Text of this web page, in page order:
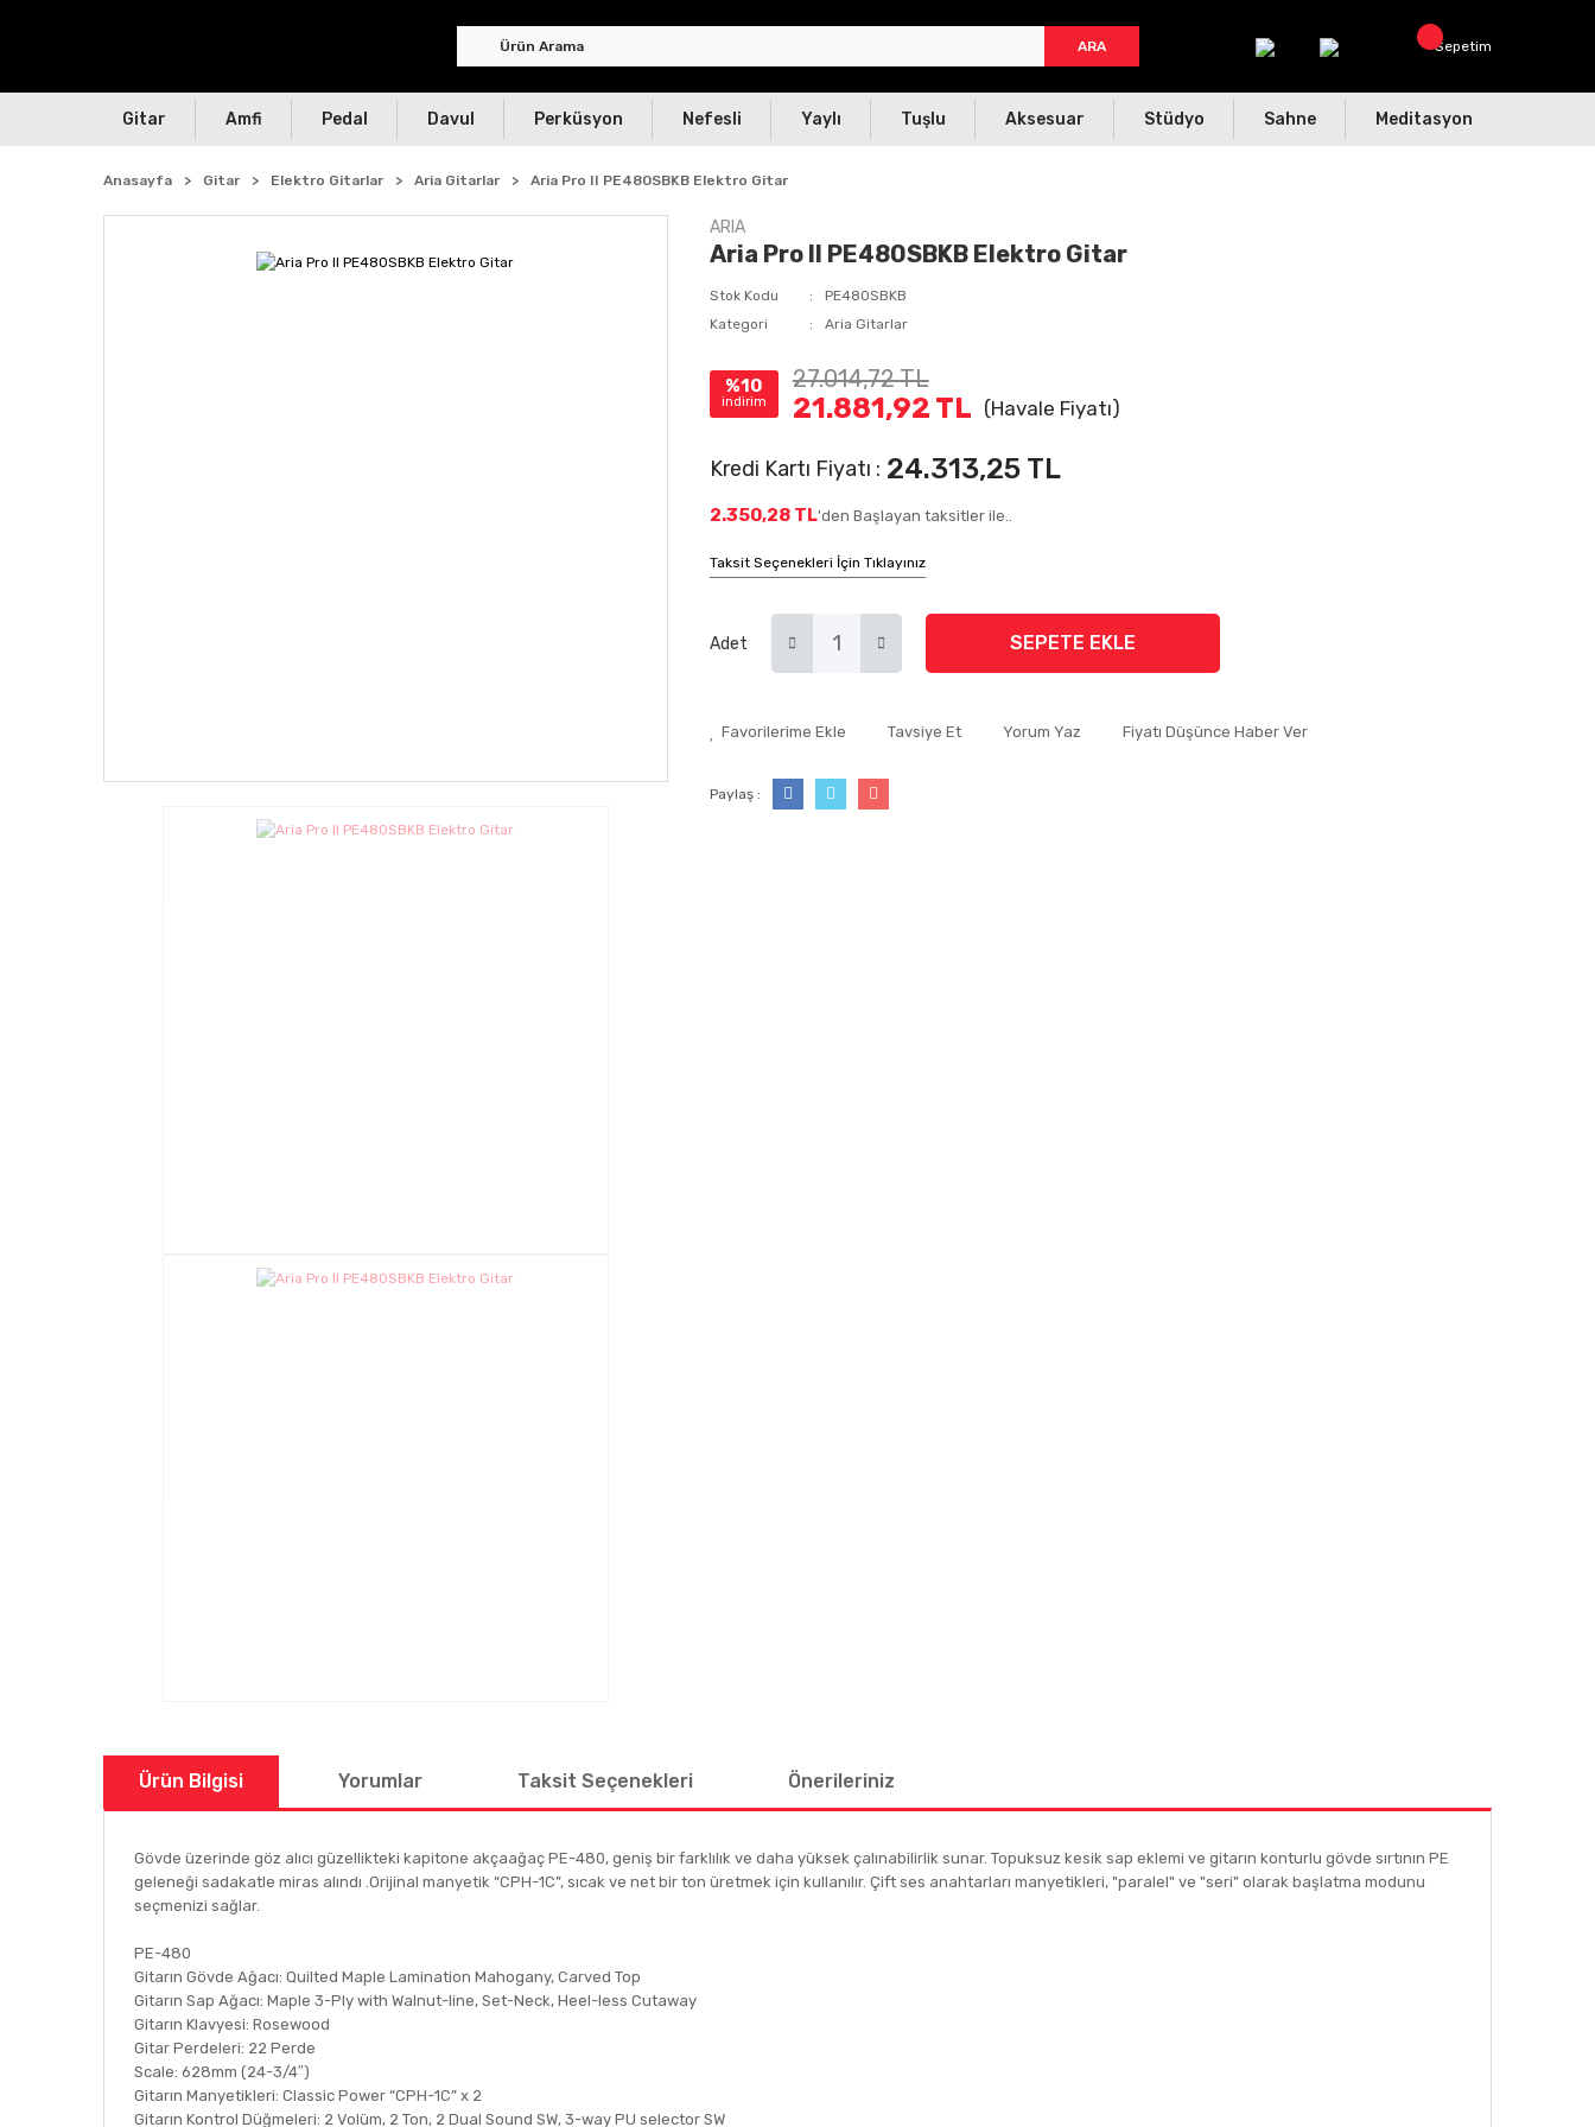
ARA Sepetim
Gitar Amfi Pedal Davul Perküsyon Nefesli Yaylı Tuşlu Aksesuar Stüdyo Sahne Meditasyon
Anasayfa Gitar Elektro Gitarlar Aria Gitarlar Aria Pro II PE480SBKB Elektro Gitar
ARIA
Aria Pro II PE480SBKB Elektro Gitar
Stok Kodu
PE480SBKB
Kategori
Aria Gitarlar
%10
indirim
27.014,72 TL
21.881,92 TL (Havale Fiyatı)
Kredi Kartı Fiyatı : 24.313,25 TL
2.350,28 TL'den Başlayan taksitler ile..
Taksit Seçenekleri İçin Tıklayınız
Adet SEPETE EKLE
Tavsiye Et Yorum Yaz Fiyatı Düşünce Haber Ver
Paylaş :
Ürün Bilgisi Yorumlar Taksit Seçenekleri Önerileriniz
Gövde üzerinde göz alıcı güzellikteki kapitone akçaağaç PE-480, geniş bir farklılık ve daha yüksek çalınabilirlik sunar. Topuksuz kesik sap eklemi ve gitarın konturlu gövde sırtının PE
geleneği sadakatle miras alındı .Orijinal manyetik “CPH-1C”, sıcak ve net bir ton üretmek için kullanılır. Çift ses anahtarları manyetikleri, "paralel" ve "seri" olarak başlatma modunu
seçmenizi sağlar.
PE-480
Gitarın Gövde Ağacı: Quilted Maple Lamination Mahogany, Carved Top
Gitarın Sap Ağacı: Maple 3-Ply with Walnut-line, Set-Neck, Heel-less Cutaway
Gitarın Klavyesi: Rosewood
Gitar Perdeleri: 22 Perde
Scale: 628mm (24-3/4″)
Gitarın Manyetikleri: Classic Power “CPH-1C” x 2
Gitarın Kontrol Düğmeleri: 2 Volüm, 2 Ton, 2 Dual Sound SW, 3-way PU selector SW